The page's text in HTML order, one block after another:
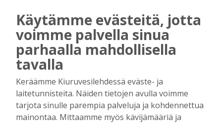
AIEMMIN AIHEESTA
Kiuruvedelle ja Iisalmeen
ostopalvelulääkäri – tarkoituksena on
helpottaa kaupunkien lääkäripulaa
Tilaajille
Aku Laatikainen 7.8.2026 12:00
Käytämme evästeitä, jotta
voimme palvella sinua
parhaalla mahdollisella
tavalla
Keräämme Kiuruvesilehdessä eväste- ja
laitetunnisteita. Näiden tietojen avulla voimme
tarjota sinulle parempia palveluja ja kohdennettua
mainontaa. Mittaamme myös kävijämääriä ja